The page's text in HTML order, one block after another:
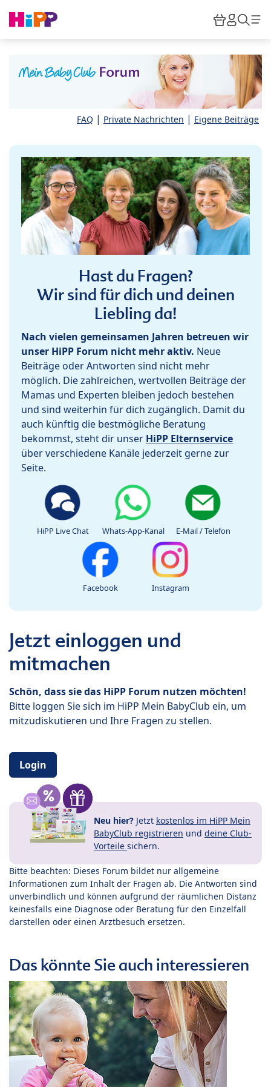
HiPP
FAQ | Private Nachrichten | Eigene Beiträge
Hast du Fragen?
Wir sind für dich und deinen
Liebling da!
Nach vielen gemeinsamen Jahren betreuen wir
unser HiPP Forum nicht mehr aktiv. Neue
Beiträge oder Antworten sind nicht mehr
möglich. Die zahlreichen, wertvollen Beiträge der
Mamas und Experten bleiben jedoch bestehen
und sind weiterhin für dich zugänglich. Damit du
auch künftig die bestmögliche Beratung
bekommst, steht dir unser HiPP Elternservice
über verschiedene Kanäle jederzeit gerne zur
Seite.
HiPP Live Chat Whats-App-Kanal E-Mail / Telefon
Facebook Instagram
Jetzt einloggen und
mitmachen
Schön, dass sie das HiPP Forum nutzen möchten!
Bitte loggen Sie sich im HiPP Mein BabyClub ein, um
mitzudiskutieren und Ihre Fragen zu stellen.
Login
Neu hier? Jetzt kostenlos im HiPP Mein
BabyClub registrieren und deine Club-
Vorteile sichern.
Bitte beachten: Dieses Forum bildet nur allgemeine
Informationen zum Inhalt der Fragen ab. Die Antworten sind
unverbindlich und können aufgrund der räumlichen Distanz
keinesfalls eine Diagnose oder Beratung für den Einzelfall
darstellen oder einen Arztbesuch ersetzen.
Das könnte Sie auch interessieren